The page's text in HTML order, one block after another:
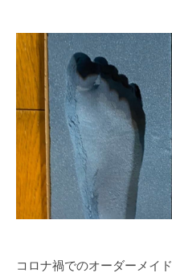
コロナ禍でのオーダーメイ